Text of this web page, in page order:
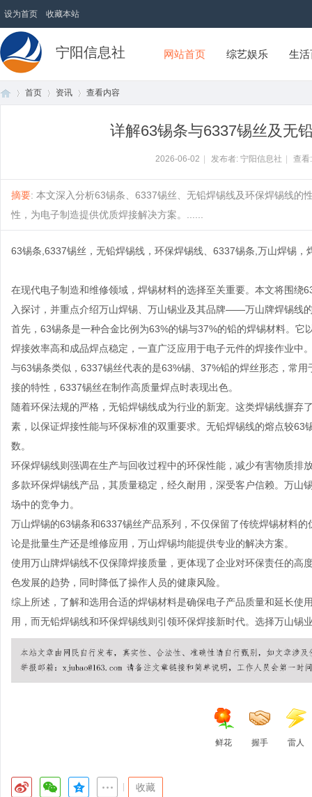
设为首页 收藏本站
宁阳信息社 网站首页 综艺娱乐 生
首页 资讯 查看内容
详解63锡条与6337锡丝及无
2026-06-02 发布者: 宁阳信息社 查
摘要: 本文深入分析63锡条、6337锡丝、无铅焊锡线及环保焊锡线的
性，为电子制造提供优质焊接解决方案。......
63锡条,6337锡丝，无铅焊锡线，环保焊锡线、6337锡条,万山焊锡
在现代电子制造和维修领域，焊锡材料的选择至关重要。本文将围
入探讨，并重点介绍万山焊锡、万山锡业及其品牌——万山牌焊锡线
首先，63锡条是一种合金比例为63%的锡与37%的铅的焊锡材料。
焊接效率高和成品焊点稳定，一直广泛应用于电子元件的焊接作业中
与63锡条类似，6337锡丝代表的是63%锡、37%铅的焊丝形态，常
接的特性，6337锡丝在制作高质量焊点时表现出色。
随着环保法规的严格，无铅焊锡线成为行业的新宠。这类焊锡线摒
素，以保证焊接性能与环保标准的双重要求。无铅焊锡线的熔点较
数。
环保焊锡线则强调在生产与回收过程中的环保性能，减少有害物质排
多款环保焊锡线产品，其质量稳定，经久耐用，深受客户信赖。万
场中的竞争力。
万山焊锡的63锡条和6337锡丝产品系列，不仅保留了传统焊锡材料
论是批量生产还是维修应用，万山焊锡均能提供专业的解决方案。
使用万山牌焊锡线不仅保障焊接质量，更体现了企业对环保责任的高
色发展的趋势，同时降低了操作人员的健康风险。
综上所述，了解和选用合适的焊锡材料是确保电子产品质量和延长
用，而无铅焊锡线和环保焊锡线则引领环保焊接新时代。选择万山
鲜花 握手 雷人
收藏